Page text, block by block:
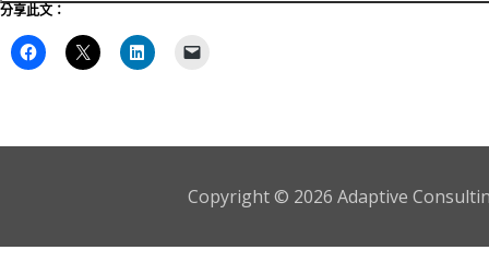
分享此文：
Copyright © 2026 Adaptive